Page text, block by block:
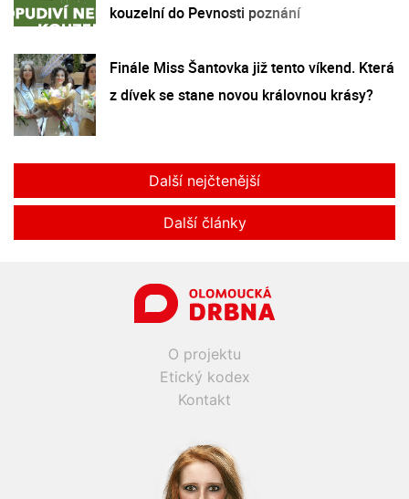
kouzelní do Pevnosti poznání
Finále Miss Šantovka již tento víkend. Která
z dívek se stane novou královnou krásy?
Další nejčtenější
Další články
O projektu
Etický kodex
Kontakt